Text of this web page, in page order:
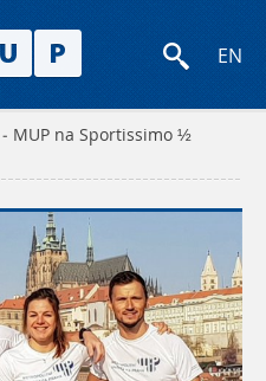
EN
MUP na Sportissimo ½